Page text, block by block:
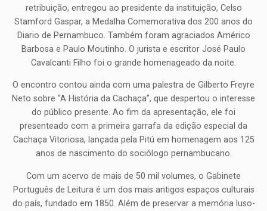
retribuição, entregou ao presidente da instituição, Celso
Stamford Gaspar, a Medalha Comemorativa dos 200 anos do
Diario de Pernambuco. Também foram agraciados Américo
Barbosa e Paulo Moutinho. O jurista e escritor José Paulo
Cavalcanti Filho foi o grande homenageado da noite.
O encontro contou ainda com uma palestra de Gilberto Freyre
Neto sobre “A História da Cachaça”, que despertou o interesse
do público presente. Ao fim da apresentação, ele foi
presenteado com a primeira garrafa da edição especial da
Cachaça Vitoriosa, lançada pela Pitú em homenagem aos 125
anos de nascimento do sociólogo pernambucano.
Com um acervo de mais de 50 mil volumes, o Gabinete
Português de Leitura é um dos mais antigos espaços culturais
do país, fundado em 1850. Além de preservar a memória luso-